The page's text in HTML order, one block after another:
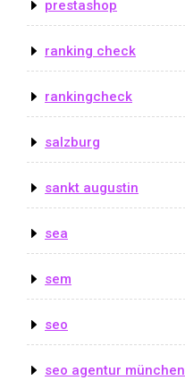
prestashop
ranking check
rankingcheck
salzburg
sankt augustin
sea
sem
seo
seo agentur münchen